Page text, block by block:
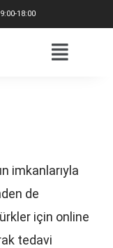
9:00-18:00
imkanlarıyla
de
için online
tedavi